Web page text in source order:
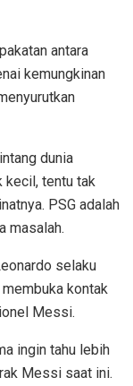
antara
kemungkinan
dunia
kecil, tentu tak
PSG adalah
masalah.
selaku
kontak
Messi.
ingin tahu lebih
Messi saat ini.